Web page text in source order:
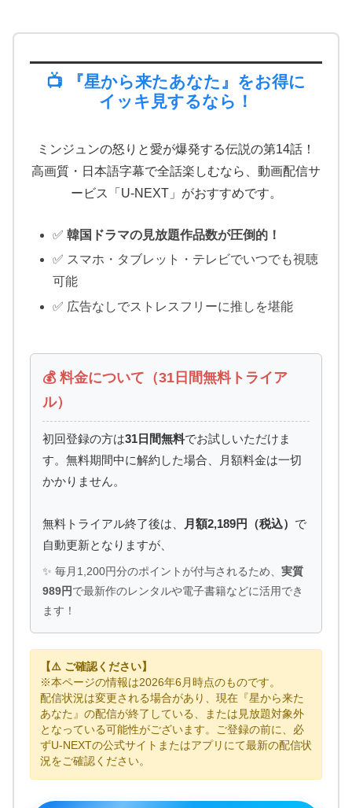
📺 『星から来たあなた』をお得に
イッキ見するなら！
ミンジュンの怒りと愛が爆発する伝説の第14話！
高画質・日本語字幕で全話楽しむなら、動画配信サ
ービス「U-NEXT」がおすすめです。
✅韓国ドラマの見放題作品数が圧倒的！
✅ スマホ・タブレット・テレビでいつでも視聴
可能
✅ 広告なしでストレスフリーに推しを堪能
💰 料金について（31日間無料トライア
ル）
初回登録の方は31日間無料でお試しいただけま
す。無料期間中に解約した場合、月額料金は一切
かかりません。
無料トライアル終了後は、 月額2,189円（税込） で
自動更新となりますが、
✨ 毎月1,200円分のポイントが付与されるため、 実質
989円で最新作のレンタルや電子書籍などに活用でき
ます！
【⚠️ ご確認ください】
※本ページの情報は2026年6月時点のものです。
配信状況は変更される場合があり、現在『星から来た
あなた』の配信が終了している、または見放題対象外
となっている可能性がございます。ご登録の前に、必
ずU-NEXTの公式サイトまたはアプリにて最新の配信状
況をご確認ください。